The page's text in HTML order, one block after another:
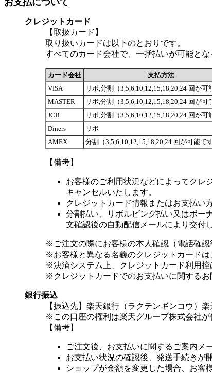
お支払について
クレジットカード
【取扱カード】
取り扱いカードは以下のとおりです。
すべてのカード会社で、一括払いが可能とな
カード会社
支払方法
VISA
リボ,分割（3,5,6,10,12,15,18,20,24 回が可
MASTER
リボ,分割（3,5,6,10,12,15,18,20,24 回が可
JCB
リボ,分割（3,5,6,10,12,15,18,20,24 回が可
Diners
リボ
AMEX
分割（3,5,6,10,12,15,18,20,24 回が可能で
【備考】
お客様のご利用状況などによってクレ
キャンセルいたします。
クレジットカード情報またはお支払い
分割払い、リボルビング払い又はボー
文確認後の自動配信メールにより交付
※ご注文の際にお客様の本人確認（電話確認
※お客様と異なる名義のクレジットカードは
※決済システム上、クレジットカード利用控
※クレジットカードでのお支払いに関するお
銀行振込
【振込先】楽天銀行（ラクテンギンコウ）
※この口座の権利は楽天グループ株式会社が
【備考】
ご注文後、お支払いに関するご案内メ
お支払い状況の確認後、発送手続きが
ショップが金額を変更した場合、お客